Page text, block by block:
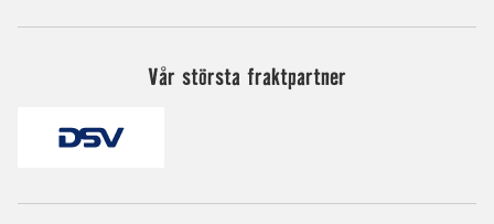
Vår största fraktpartner